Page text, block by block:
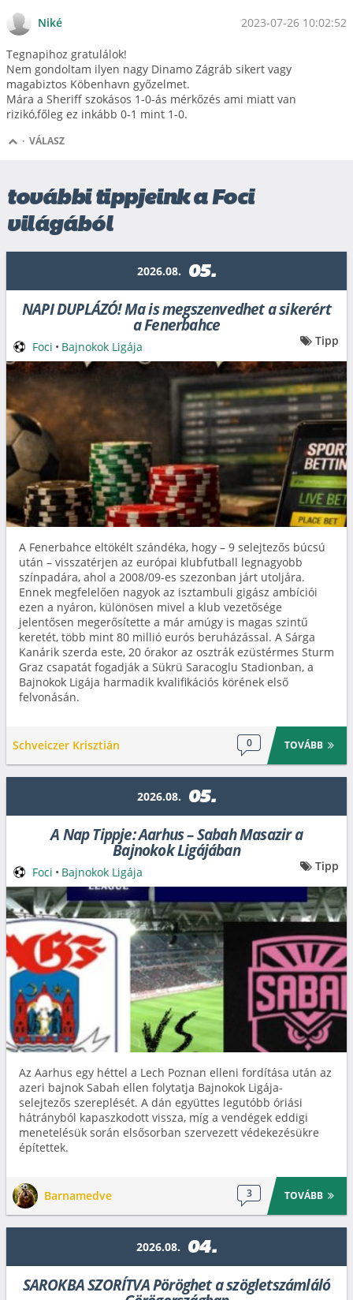
Niké 2023-07-26 10:02:52
Tegnapihoz gratulálok!
Nem gondoltam ilyen nagy Dinamo Zágráb sikert vagy
magabiztos Köbenhavn győzelmet.
Mára a Sheriff szokásos 1-0-ás mérkőzés ami miatt van
rizikó,főleg ez inkább 0-1 mint 1-0.
· VÁLASZ
további tippjeink a Foci
világából
2026.08. 05.
NAPI DUPLÁZÓ! Ma is megszenvedhet a sikerért
a Fenerbahce
A Fenerbahce eltökélt szándéka, hogy – 9 selejtezős búcsú
után – visszatérjen az európai klubfutball legnagyobb
színpadára, ahol a 2008/09-es szezonban járt utoljára.
Ennek megfelelően nagyok az isztambuli gigász ambíciói
ezen a nyáron, különösen mivel a klub vezetősége
jelentősen megerősítette a már amúgy is magas szintű
keretét, több mint 80 millió eurós beruházással. A Sárga
Kanárik szerda este, 20 órakor az osztrák ezüstérmes Sturm
Graz csapatát fogadják a Sükrü Saracoglu Stadionban, a
Bajnokok Ligája harmadik kvalifikációs körének első
felvonásán.
Schveiczer Krisztián 0 TOVÁBB
Foci • Bajnokok Ligája Tipp
2026.08. 05.
A Nap Tippje: Aarhus – Sabah Masazir a
Bajnokok Ligájában
Az Aarhus egy héttel a Lech Poznan elleni fordítása után az
azeri bajnok Sabah ellen folytatja Bajnokok Ligája-
selejtezős szereplését. A dán együttes legutóbb óriási
hátrányból kapaszkodott vissza, míg a vendégek eddigi
menetelésük során elsősorban szervezett védekezésükre
építettek.
Barnamedve 3 TOVÁBB
Foci • Bajnokok Ligája Tipp
2026.08. 04.
SAROKBA SZORÍTVA Pöröghet a szögletszámláló